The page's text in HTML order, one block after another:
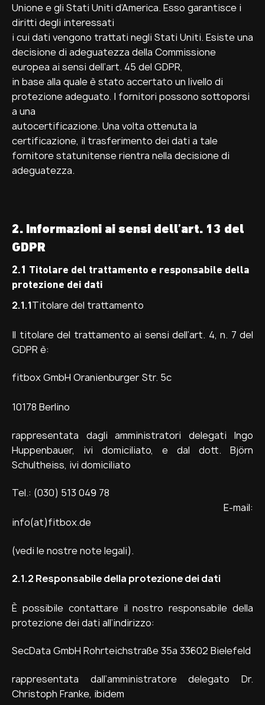
Unione e gli Stati Uniti d’America. Esso garantisce i
diritti degli interessati
i cui dati vengono trattati negli Stati Uniti. Esiste una
decisione di adeguatezza della Commissione
europea ai sensi dell’art. 45 del GDPR,
in base alla quale è stato accertato un livello di
protezione adeguato. I fornitori possono sottoporsi
a una
autocertificazione. Una volta ottenuta la
certificazione, il trasferimento dei dati a tale
fornitore statunitense rientra nella decisione di
adeguatezza.
2. Informazioni ai sensi dell’art. 13 del
GDPR
2.1 Titolare del trattamento e responsabile della
protezione dei dati
2.1.1Titolare del trattamento
Il titolare del trattamento ai sensi dell’art. 4, n. 7 del
GDPR è:
fitbox GmbH Oranienburger Str. 5c
10178 Berlino
rappresentata dagli amministratori delegati Ingo
Huppenbauer, ivi domiciliato, e dal dott. Björn
Schultheiss, ivi domiciliato
Tel.: (030) 513 049 78
E-mail:
info(at)fitbox.de
(vedi le nostre note legali).
2.1.2 Responsabile della protezione dei dati
È possibile contattare il nostro responsabile della
protezione dei dati all’indirizzo:
SecData GmbH Rohrteichstraße 35a 33602 Bielefeld
rappresentata dall’amministratore delegato Dr.
Christoph Franke, ibidem